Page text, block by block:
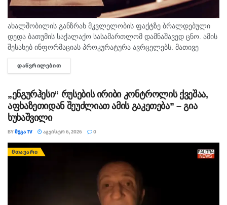
ახალშობილის განზრახ მკვლელობის ფაქტზე ბრალდებული
დედა ბათუმის საქალაქო სასამართლომ დამნაშავედ ცნო. ამის
შესახებ ინფორმაციას პროკურატურა ავრცელებს. მათივე
ინფორმაციით, საქმე ეხება, 22 თებერვალს, ბათუმის ერთ-
ერთი კლინიკაში მომხდარ ფაქტს, რა დროსაც კლინიკის ერთ-
ᲓᲐᲬᲕᲠᲘᲚᲔᲑᲘᲗ
„ენგურჰესი“ რუსების ირიბი კონტროლის ქვეშაა,
აფხაზეთიდან შეუძლიათ ამის გაკეთება” – გია
ხუხაშვილი
BYᲛᲔᲒᲐ TV ᲐᲒᲕᲘᲡᲢᲝ 6, 2026 0
ᲛᲗᲐᲕᲐᲠᲘ